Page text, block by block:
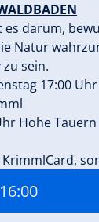
es darum,
Natur
sein.
17:00
Hohe